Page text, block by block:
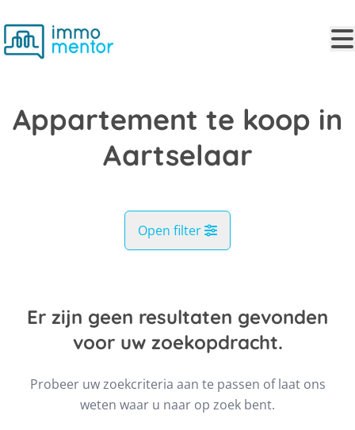
Appartement te koop in
Aartselaar
Open filter
Aartselaar (2630) Remove
Appartement Remove
Kaartweergave
Zoekopdracht Sorteer op
Er zijn geen resultaten gevonden
voor uw zoekopdracht.
Probeer uw zoekcriteria aan te passen of laat ons
weten waar u naar op zoek bent.